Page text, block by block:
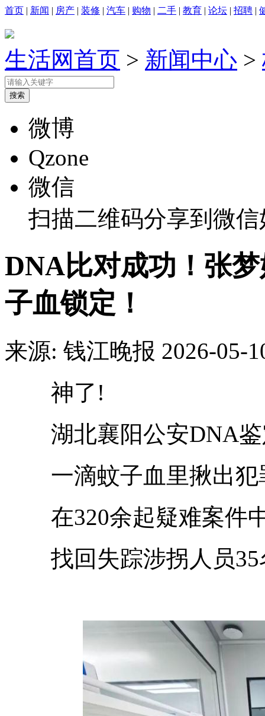
首页 | 新闻 | 房产 | 装修 | 汽车 | 购物 | 二手 | 教育 | 论坛 | 招聘 |
生活网首页 > 新闻中心 >
微博
Qzone
微信
扫描二维码分享到微
DNA比对成功！张
子血锁定！
来源: 钱江晚报 2026-05-
神了!
湖北襄阳公安DNA鉴
一滴蚊子血里揪出犯
在320余起疑难案件
找回失踪涉拐人员35